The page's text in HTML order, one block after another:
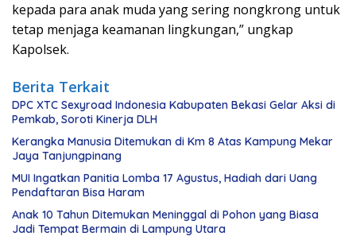
kepada para anak muda yang sering nongkrong untuk
tetap menjaga keamanan lingkungan,” ungkap
Kapolsek.
Berita Terkait
DPC XTC Sexyroad Indonesia Kabupaten Bekasi Gelar Aksi di
Pemkab, Soroti Kinerja DLH
Kerangka Manusia Ditemukan di Km 8 Atas Kampung Mekar
Jaya Tanjungpinang
MUI Ingatkan Panitia Lomba 17 Agustus, Hadiah dari Uang
Pendaftaran Bisa Haram
Anak 10 Tahun Ditemukan Meninggal di Pohon yang Biasa
Jadi Tempat Bermain di Lampung Utara